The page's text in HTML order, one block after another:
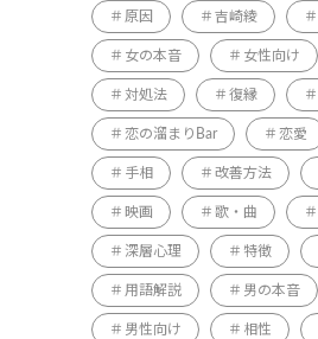
原因 吉崎綾
女の本音 女性向け
対処法 復縁
恋の溜まりBar 恋愛
手相 改善方法
映画 歌・曲
深層心理 特徴
用語解説 男の本音
男性向け 相性